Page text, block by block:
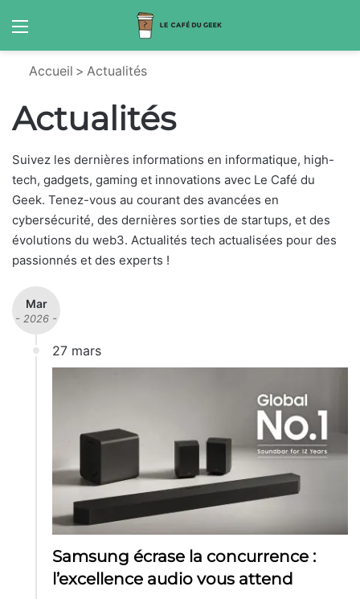
Accueil > Actualités
Actualités
Suivez les dernières informations en informatique, high-
tech, gadgets, gaming et innovations avec Le Café du
Geek. Tenez-vous au courant des avancées en
cybersécurité, des dernières sorties de startups, et des
évolutions du web3. Actualités tech actualisées pour des
passionnés et des experts !
Mar
- 2026 -
27 mars
Samsung écrase la concurrence :
l’excellence audio vous attend